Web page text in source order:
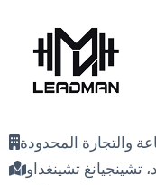
والتجارة المحدودة
تشينجيانغ تشينغداو